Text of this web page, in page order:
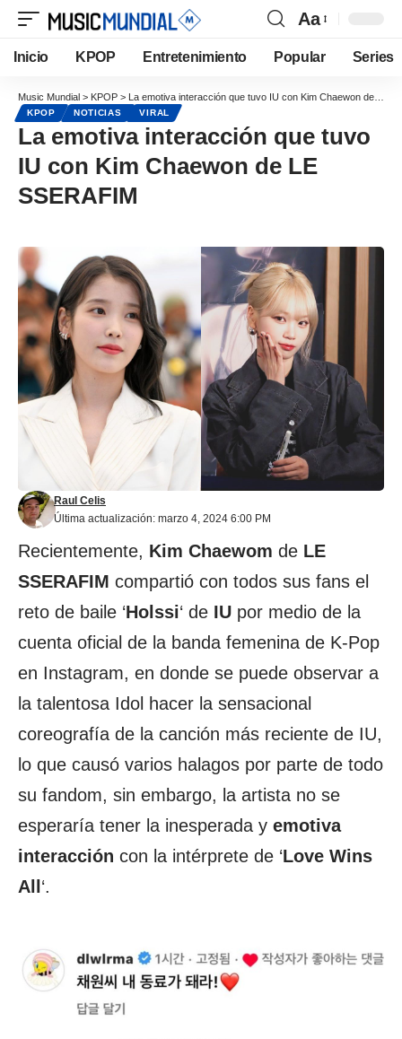
Aa
Inicio KPOP Entretenimiento Popular Series
Music Mundial > KPOP > La emotiva interacción que tuvo IU con Kim Chaewon de LE SSERAFIM
KPOP NOTICIAS VIRAL
La emotiva interacción que tuvo
IU con Kim Chaewon de LE
SSERAFIM
Última actualización: marzo 4, 2024 6:00 PM
Raul Celis
Recientemente, Kim Chaewom de LE
SSERAFIM compartió con todos sus fans el
reto de baile ‘Holssi‘ de IU por medio de la
cuenta oficial de la banda femenina de K-Pop
en Instagram, en donde se puede observar a
la talentosa Idol hacer la sensacional
coreografía de la canción más reciente de IU,
lo que causó varios halagos por parte de todo
su fandom, sin embargo, la artista no se
esperaría tener la inesperada y emotiva
interacción con la intérprete de ‘Love Wins
All ‘.